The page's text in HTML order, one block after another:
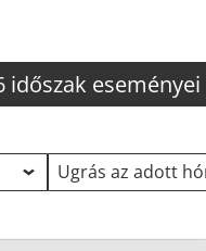
időszak eseményei